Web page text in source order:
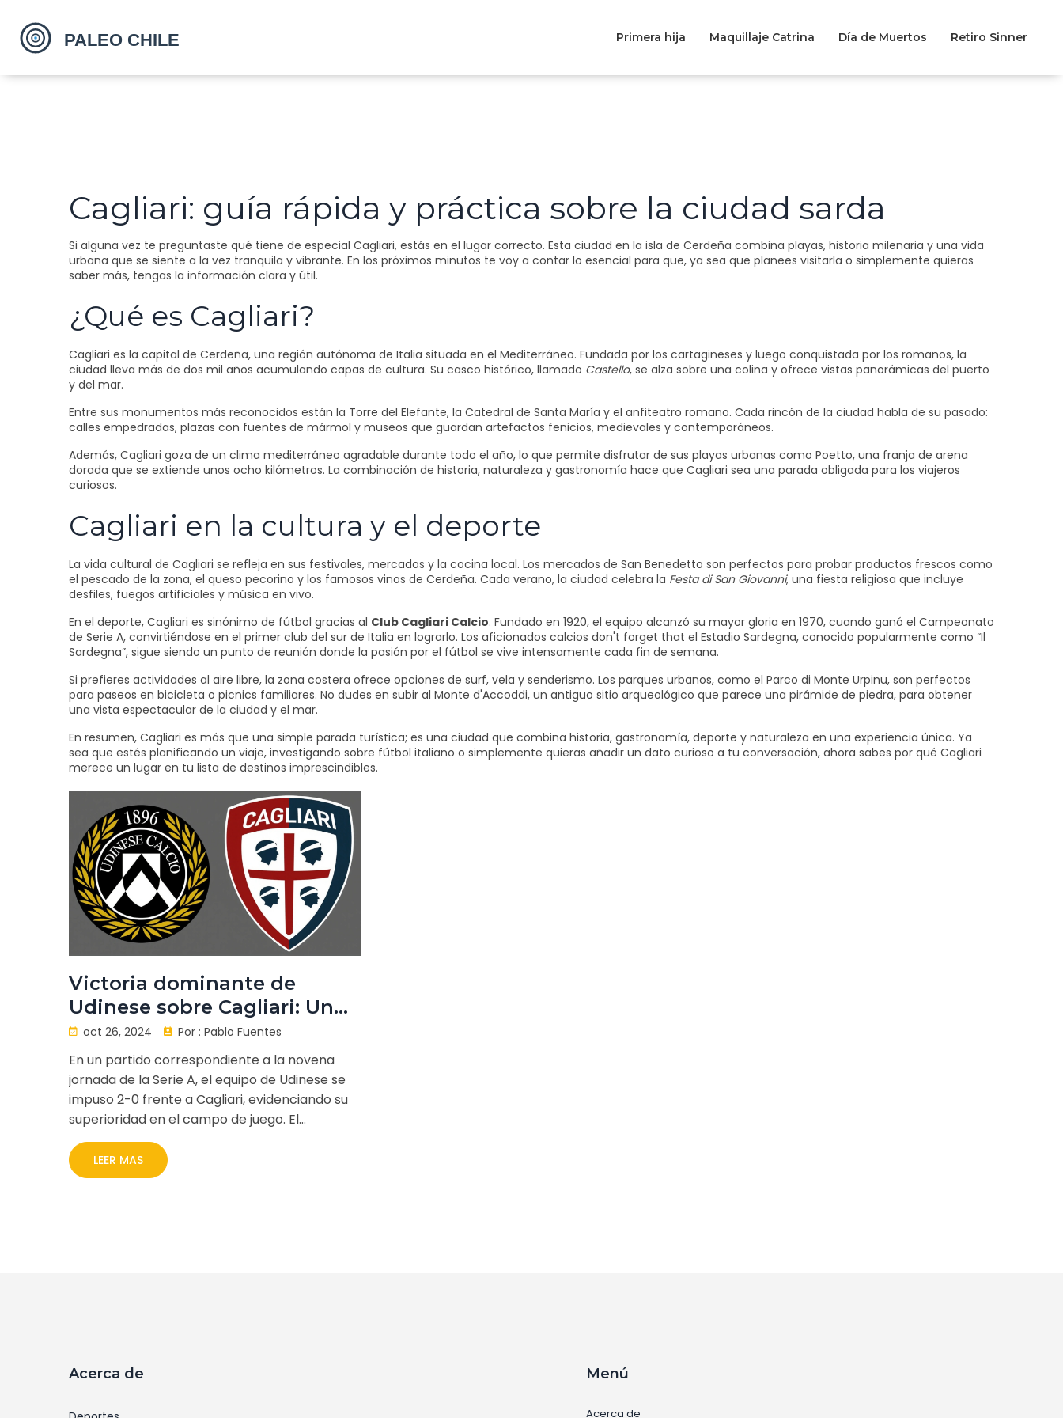
Primera hija Maquillaje Catrina Día de Muertos Retiro Sinner
Cagliari: guía rápida y práctica sobre la ciudad sarda
Si alguna vez te preguntaste qué tiene de especial Cagliari, estás en el lugar correcto. Esta ciudad en la isla de Cerdeña combina playas, historia milenaria y una vida
urbana que se siente a la vez tranquila y vibrante. En los próximos minutos te voy a contar lo esencial para que, ya sea que planees visitarla o simplemente quieras
saber más, tengas la información clara y útil.
¿Qué es Cagliari?
Cagliari es la capital de Cerdeña, una región autónoma de Italia situada en el Mediterráneo. Fundada por los cartagineses y luego conquistada por los romanos, la
ciudad lleva más de dos mil años acumulando capas de cultura. Su casco histórico, llamado Castello, se alza sobre una colina y ofrece vistas panorámicas del puerto
y del mar.
Entre sus monumentos más reconocidos están la Torre del Elefante, la Catedral de Santa María y el anfiteatro romano. Cada rincón de la ciudad habla de su pasado:
calles empedradas, plazas con fuentes de mármol y museos que guardan artefactos fenicios, medievales y contemporáneos.
Además, Cagliari goza de un clima mediterráneo agradable durante todo el año, lo que permite disfrutar de sus playas urbanas como Poetto, una franja de arena
dorada que se extiende unos ocho kilómetros. La combinación de historia, naturaleza y gastronomía hace que Cagliari sea una parada obligada para los viajeros
curiosos.
Cagliari en la cultura y el deporte
La vida cultural de Cagliari se refleja en sus festivales, mercados y la cocina local. Los mercados de San Benedetto son perfectos para probar productos frescos como
el pescado de la zona, el queso pecorino y los famosos vinos de Cerdeña. Cada verano, la ciudad celebra la Festa di San Giovanni, una fiesta religiosa que incluye
desfiles, fuegos artificiales y música en vivo.
En el deporte, Cagliari es sinónimo de fútbol gracias al Club Cagliari Calcio. Fundado en 1920, el equipo alcanzó su mayor gloria en 1970, cuando ganó el Campeonato
de Serie A, convirtiéndose en el primer club del sur de Italia en lograrlo. Los aficionados calcios don't forget that el Estadio Sardegna, conocido popularmente como “Il
Sardegna”, sigue siendo un punto de reunión donde la pasión por el fútbol se vive intensamente cada fin de semana.
Si prefieres actividades al aire libre, la zona costera ofrece opciones de surf, vela y senderismo. Los parques urbanos, como el Parco di Monte Urpinu, son perfectos
para paseos en bicicleta o picnics familiares. No dudes en subir al Monte d'Accoddi, un antiguo sitio arqueológico que parece una pirámide de piedra, para obtener
una vista espectacular de la ciudad y el mar.
En resumen, Cagliari es más que una simple parada turística; es una ciudad que combina historia, gastronomía, deporte y naturaleza en una experiencia única. Ya
sea que estés planificando un viaje, investigando sobre fútbol italiano o simplemente quieras añadir un dato curioso a tu conversación, ahora sabes por qué Cagliari
merece un lugar en tu lista de destinos imprescindibles.
Victoria dominante de
Udinese sobre Cagliari: Un
triunfo clave en la Serie A
oct 26, 2024 Por : Pablo Fuentes
En un partido correspondiente a la novena
jornada de la Serie A, el equipo de Udinese se
impuso 2-0 frente a Cagliari, evidenciando su
superioridad en el campo de juego. El
encuentro celebrado el 25 de octubre de
2024, representó una importante victoria para
Udinese, aunque el artículo no detalla los
LEER MAS
Acerca de Menú
Acerca de